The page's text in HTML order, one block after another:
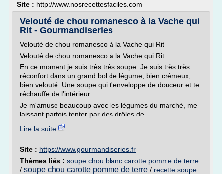
Site : http://www.nosrecettesfaciles.com
Velouté de chou romanesco à la Vache qui
Rit - Gourmandiseries
Velouté de chou romanesco à la Vache qui Rit
Velouté de chou romanesco à la Vache qui Rit
En ce moment je suis très très soupe. Je suis très très
réconfort dans un grand bol de légume, bien crémeux,
bien velouté. Une soupe qui t'enveloppe de douceur et te
réchauffe de l'intérieur.
Je m'amuse beaucoup avec les légumes du marché, me
laissant parfois tenter par des drôles de...
Lire la suite
Site : https://www.gourmandiseries.fr
Thèmes liés : soupe chou blanc carotte pomme de terre
/ soupe chou carotte pomme de terre / recette soupe